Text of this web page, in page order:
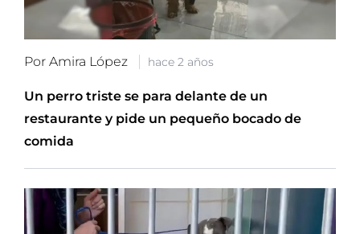
Por Amira López hace 2 años
Un perro triste se para delante de un
restaurante y pide un pequeño bocado de
comida